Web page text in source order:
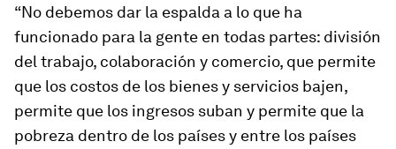
“No debemos dar la espalda a lo que ha
funcionado para la gente en todas partes: división
del trabajo, colaboración y comercio, que permite
que los costos de los bienes y servicios bajen,
permite que los ingresos suban y permite que la
pobreza dentro de los países y entre los países